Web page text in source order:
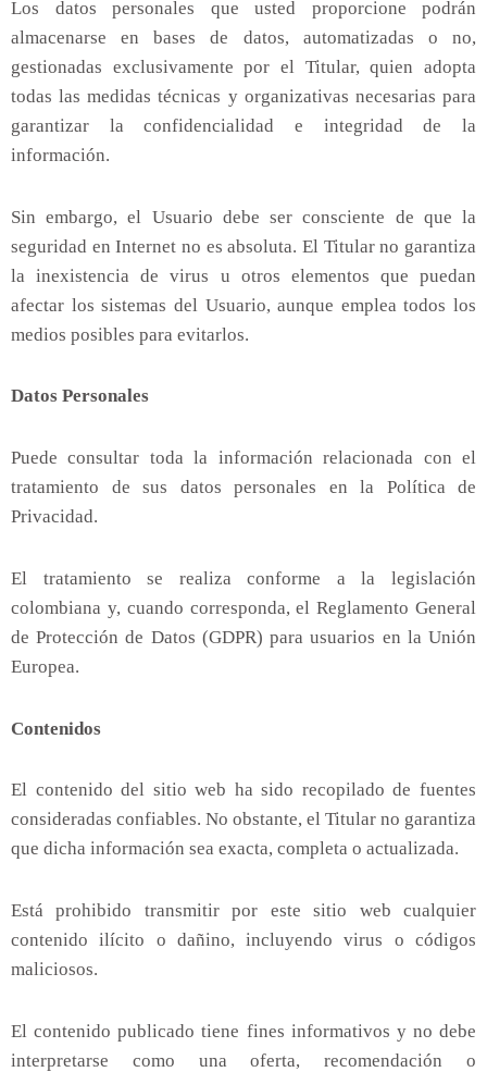
Los datos personales que usted proporcione podrán
almacenarse en bases de datos, automatizadas o no,
gestionadas exclusivamente por el Titular, quien adopta
todas las medidas técnicas y organizativas necesarias para
garantizar la confidencialidad e integridad de la
información.
Sin embargo, el Usuario debe ser consciente de que la
seguridad en Internet no es absoluta. El Titular no garantiza
la inexistencia de virus u otros elementos que puedan
afectar los sistemas del Usuario, aunque emplea todos los
medios posibles para evitarlos.
Datos Personales
Puede consultar toda la información relacionada con el
tratamiento de sus datos personales en la Política de
Privacidad.
El tratamiento se realiza conforme a la legislación
colombiana y, cuando corresponda, el Reglamento General
de Protección de Datos (GDPR) para usuarios en la Unión
Europea.
Contenidos
El contenido del sitio web ha sido recopilado de fuentes
consideradas confiables. No obstante, el Titular no garantiza
que dicha información sea exacta, completa o actualizada.
Está prohibido transmitir por este sitio web cualquier
contenido ilícito o dañino, incluyendo virus o códigos
maliciosos.
El contenido publicado tiene fines informativos y no debe
interpretarse como una oferta, recomendación o